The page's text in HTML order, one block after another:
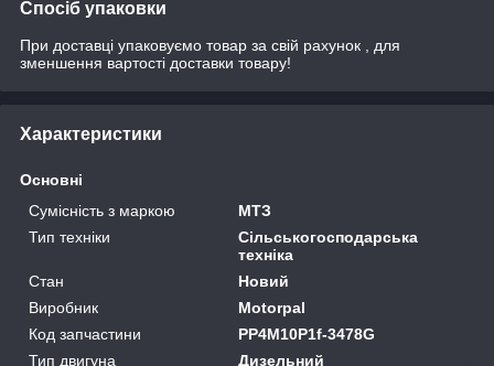
Спосіб упаковки
При доставці упаковуємо товар за свій рахунок , для
зменшення вартості доставки товару!
Характеристики
Основні
Сумісність з маркою
МТЗ
Тип техніки
Сільськогосподарська
техніка
Стан
Новий
Виробник
Motorpal
Код запчастини
PP4M10P1f-3478G
Тип двигуна
Дизельний